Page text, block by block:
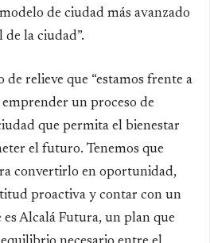
de ciudad más avanzado
la ciudad”.
de relieve que “estamos frente a
un proceso de
que permita el bienestar
el futuro. Tenemos que
convertirlo en oportunidad,
proactiva y contar con un
es Alcalá Futura, un plan que